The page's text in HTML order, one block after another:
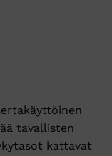
tavallisten
kattavat